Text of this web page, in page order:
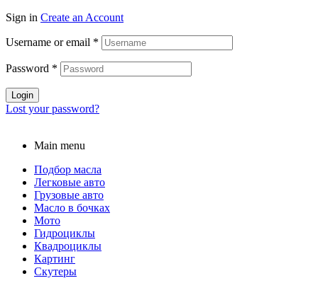
Sign in Create an Account
Username or email *
Password *
Login
Lost your password?
Main menu
Подбор масла
Легковые авто
Грузовые авто
Масло в бочках
Мото
Гидроциклы
Квадроциклы
Картинг
Скутеры